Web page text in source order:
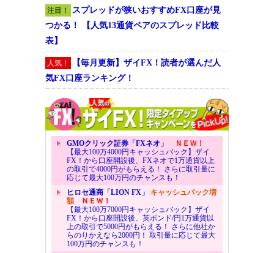
注目！
スプレッドが狭いおすすめFX口座が見
つかる！ 【人気13通貨ペアのスプレッド比較
表】
人気！
【毎月更新】ザイFX！読者が選んだ人
気FX口座ランキング！
GMOクリック証券「FXネオ」
ＮＥＷ！
【最大100万4000円キャッシュバック】ザイ
FX！から口座開設後、FXネオで1万通貨以上
の取引で4000円がもらえる！ さらに取引量に
応じて最大100万円のチャンスも！
ヒロセ通商「LION FX」 キャッシュバック増
額ＮＥＷ！
【最大100万7000円キャッシュバック】ザイ
FX！から口座開設後、英ポンド/円1万通貨以
上の取引で5000円がもらえる！ さらに他社か
らのりかえなら2000円！ 取引量に応じて最大
100万円のチャンスも！